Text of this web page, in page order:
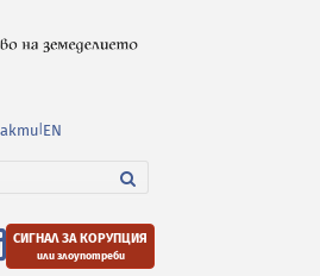
EN
СИГНАЛ ЗА КОРУПЦИЯ
или злоупотреби